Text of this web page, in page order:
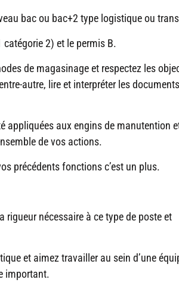
bac ou bac+2 type logistique ou
catégorie 2) et le permis B.
de magasinage et respectez les
autre, lire et interpréter les
appliquées aux engins de manutention
de vos actions.
précédents fonctions c’est un plus.
nécessaire à ce type de poste et
et aimez travailler au sein d’une
important.